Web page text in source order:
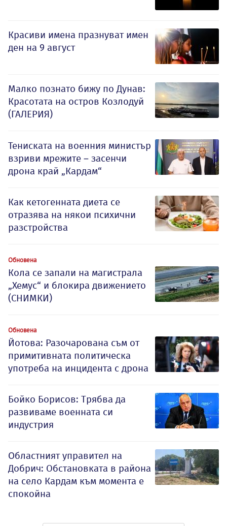
Красиви имена празнуват имен
ден на 9 август
Малко познато бижу по Дунав:
Красотата на остров Козлодуй
(ГАЛЕРИЯ)
Тениската на военния министър
взриви мрежите – засенчи
дрона край „Кардам“
Как кетогенната диета се
отразява на някои психични
разстройства
Обновена
Кола се запали на магистрала
„Хемус“ и блокира движението
(СНИМКИ)
Обновена
Йотова: Разочарована съм от
примитивната политическа
употреба на инцидента с дрона
Бойко Борисов: Трябва да
развиваме военната си
индустрия
Oбластният управител на
Добрич: Обстановката в района
на село Кардам към момента е
спокойна